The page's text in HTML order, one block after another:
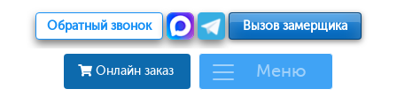
Обратный звонок Вызов замерщика
Онлайн заказ Меню